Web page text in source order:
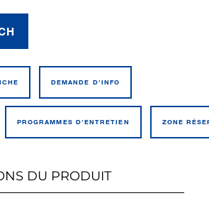
DEMANDE D’INFO
PROGRAMMES D’ENTRETIEN ZONE
DU PRODUIT